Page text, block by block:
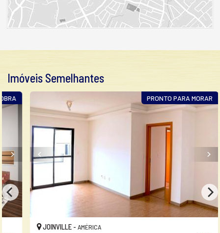
Imóveis Semelhantes
PRONTO PARA MORAR
JOINVILLE -AMÉRICA